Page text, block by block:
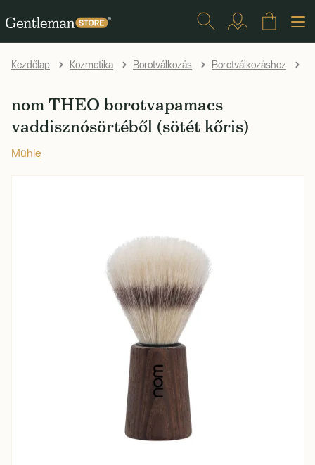
Kezdőlap Kozmetika Borotválkozás Borotválkozáshoz
nom THEO borotvapamacs
vaddisznósörtéből (sötét kőris)
Mühle